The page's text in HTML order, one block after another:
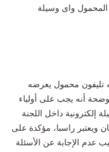
المحمول واى وسيلة
تليفون محمول يعرضه
فى امتحانات الثانوية العامة 2026 موضحة أنه يجب على أولياء
إلكترونية داخل اللجنة
ويعتبر راسبا، مؤكدة على
عدم الإجابة عن الأسئلة